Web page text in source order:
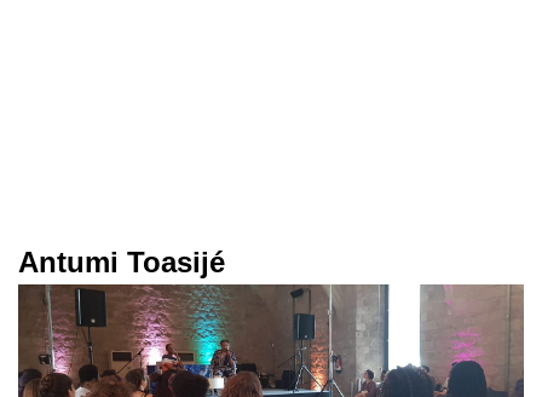
Antumi Toasijé